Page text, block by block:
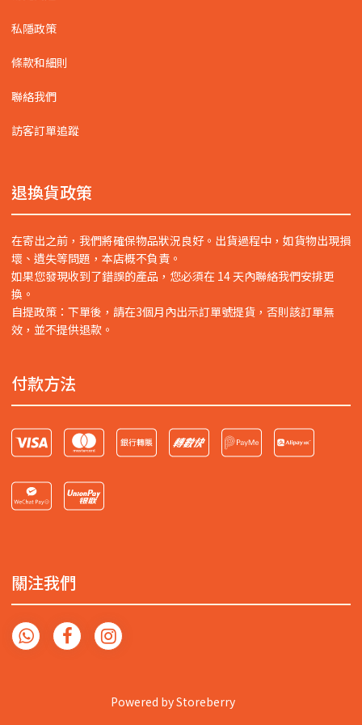
私隱政策
條款和細則
聯絡我們
訪客訂單追蹤
退換貨政策
在寄出之前，我們將確保物品狀況良好。出貨過程中，如貨物出現損
壞、遺失等問題，本店概不負責。
如果您發現收到了錯誤的產品，您必須在 14 天內聯絡我們安排更
換。
自提政策：下單後，請在3個月內出示訂單號提貨，否則該訂單無
效，並不提供退款。
付款方法
關注我們
Powered byStoreberry